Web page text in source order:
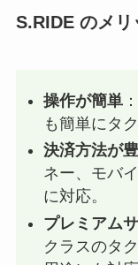
S.RIDE のメリ
操作が簡単
も簡単にタ
決済方法が
ネー、モバ
に対応。
プレミアム
クラスのタ